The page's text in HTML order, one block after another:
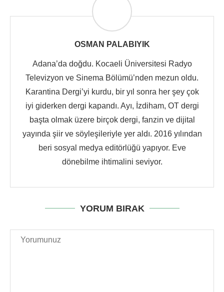
OSMAN PALABIYIK
Adana’da doğdu. Kocaeli Üniversitesi Radyo
Televizyon ve Sinema Bölümü’nden mezun oldu.
Karantina Dergi’yi kurdu, bir yıl sonra her şey çok
iyi giderken dergi kapandı. Ayı, İzdiham, OT dergi
başta olmak üzere birçok dergi, fanzin ve dijital
yayında şiir ve söyleşileriyle yer aldı. 2016 yılından
beri sosyal medya editörlüğü yapıyor. Eve
dönebilme ihtimalini seviyor.
YORUM BIRAK